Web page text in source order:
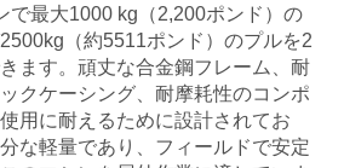
で最大1000 kg（2,200ポンド）の
（約5511ポンド）のプルを2
ます。頑丈な合金鋼フレーム、耐
クケーシング、耐摩耗性のコンポ
用に耐えるために設計されてお
な軽量であり、フィールドで安定